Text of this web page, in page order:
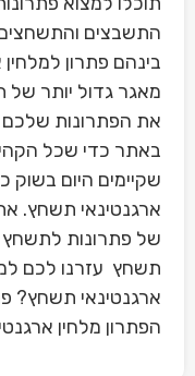
התשבצים
בינהם פתרון
מאגר גדול יותר
את הפתרונות
באתר כדי שכל
שקיימים היום בשוק
ארגנטינאי תשחץ.
של פתרונות לתשחץ
תשחץ עזרנו לכם
ארגנטינאי תשחץ?
הפתרון מלחין